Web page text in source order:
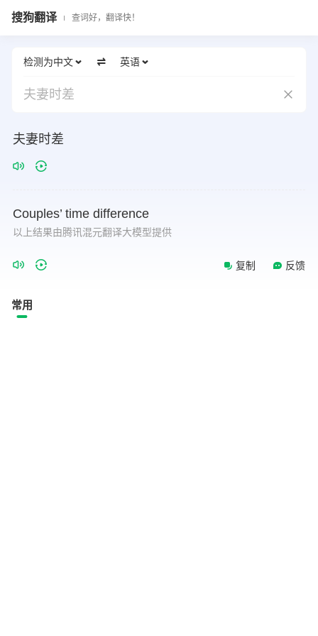
搜狗翻译 查词好，翻译快！
检测为中文 英语
夫妻时差
夫妻时差
Couples’ time difference
以上结果由腾讯混元翻译大模型提供
复制 反馈
常用